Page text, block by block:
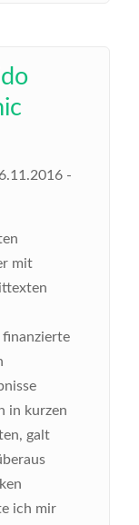
-
mit
in kurzen
galt
ich mir